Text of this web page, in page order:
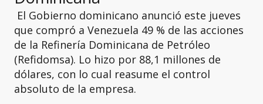
El Gobierno dominicano anunció este jueves
que compró a Venezuela 49 % de las acciones
de la Refinería Dominicana de Petróleo
(Refidomsa). Lo hizo por 88,1 millones de
dólares, con lo cual reasume el control
absoluto de la empresa.